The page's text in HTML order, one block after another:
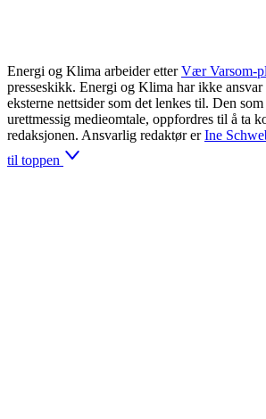
Energi og Klima arbeider etter Vær Varsom-
presseskikk. Energi og Klima har ikke
eksterne nettsider som det lenkes til. Den
urettmessig medieomtale, oppfordres til å ta
redaksjonen. Ansvarlig redaktør er Ine
til toppen